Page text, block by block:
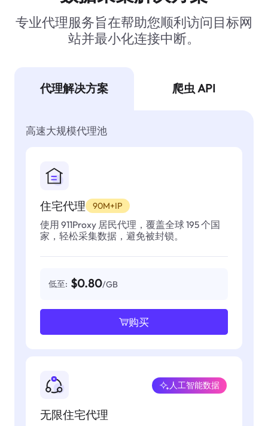
专业代理服务旨在帮助您顺利访问目标网
站并最小化连接中断。
代理解决方案 爬虫 API
高速大规模代理池
住宅代理 90M+IP
使用 911Proxy 居民代理，覆盖全球 195 个国
家，轻松采集数据，避免被封锁。
低至: $0.80/GB
购买
无限住宅代理
人工智能数据